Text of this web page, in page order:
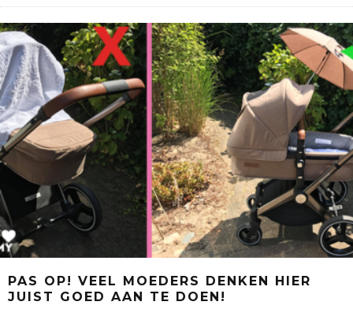
PAS OP! VEEL MOEDERS DENKEN HIER
JUIST GOED AAN TE DOEN!